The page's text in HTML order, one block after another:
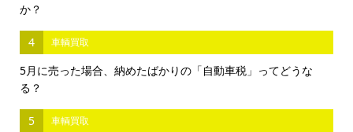
か？
4 車輌買取
5月に売った場合、納めたばかりの「自動車税」ってどうな
る？
5 車輌買取